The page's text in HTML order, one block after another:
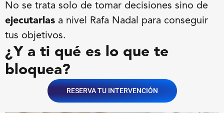
No se trata solo de tomar decisiones sino de
ejecutarlas a nivel Rafa Nadal para conseguir
tus objetivos.
¿Y a ti qué es lo que te
bloquea?
RESERVA TU INTERVENCIÓN